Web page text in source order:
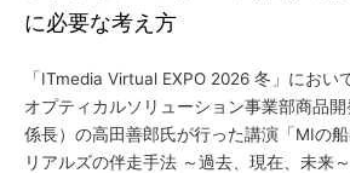
に必要な考え方
「ITmedia Virtual EXPO 2026 冬」にお
オプティカルソリューション事業部商品
係長）の高田善郎氏が行った講演「MIの
リアルズの伴走手法 ～過去、現在、未来